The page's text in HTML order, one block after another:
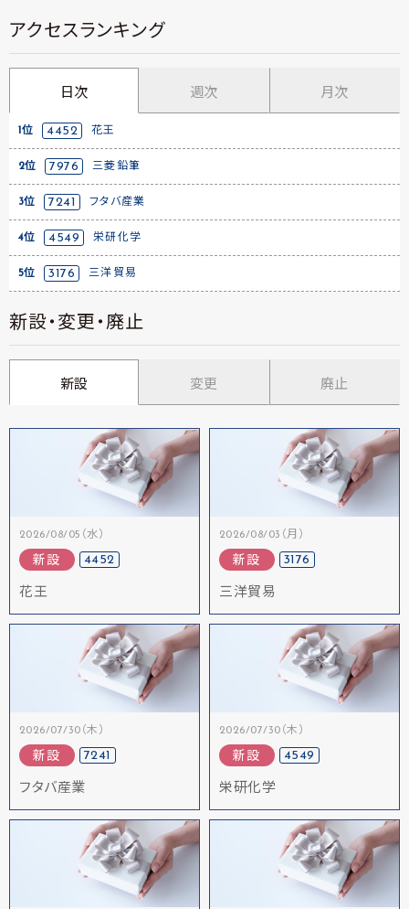
アクセスランキング
日次 週次 月次
1位 4452 花王
2位 7976 三菱鉛筆
3位 7241 フタバ産業
4位 4549 栄研化学
5位 3176 三洋貿易
新設・変更・廃止
新設 変更 廃止
2026/08/05（水）
新設 4452
花王
2026/08/03（月）
新設 3176
三洋貿易
2026/07/30（木）
新設 7241
フタバ産業
2026/07/30（木）
新設 4549
栄研化学